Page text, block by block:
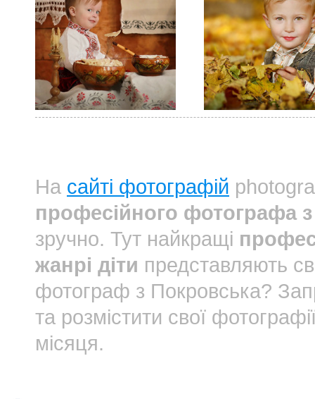
На сайті фотографій
професійного фотографа
зручно. Тут найкращі
жанрі діти представляють
фотограф з Покровська?
та розмістити свої
місяця.